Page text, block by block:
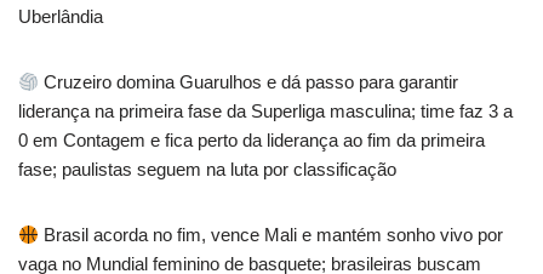
Uberlândia
Cruzeiro domina Guarulhos e dá passo para garantir
liderança na primeira fase da Superliga masculina; time faz 3 a
0 em Contagem e fica perto da liderança ao fim da primeira
fase; paulistas seguem na luta por classificação
Brasil acorda no fim, vence Mali e mantém sonho vivo por
vaga no Mundial feminino de basquete; brasileiras buscam